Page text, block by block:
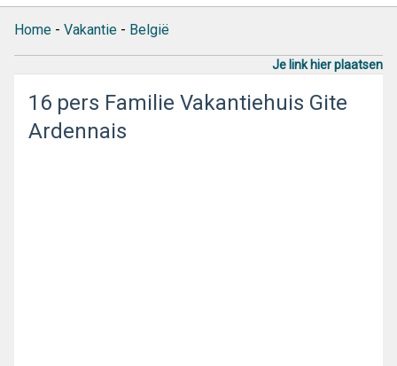
Home - Vakantie - België
Je link hier plaatsen
16 pers Familie Vakantiehuis Gite
Ardennais